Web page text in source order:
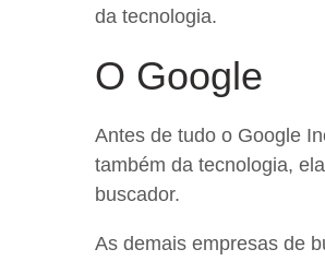
da tecnologia.
O Google
Antes de tudo o Google
também da tecnologia,
buscador.
As demais empresas de